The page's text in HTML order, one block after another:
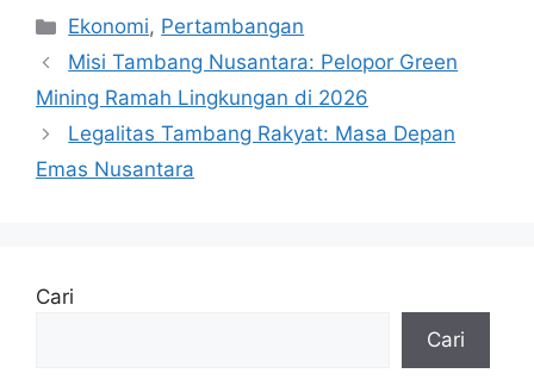
Kategori
Ekonomi, Pertambangan
Misi Tambang Nusantara: Pelopor Green
Mining Ramah Lingkungan di 2026
Legalitas Tambang Rakyat: Masa Depan
Emas Nusantara
Cari
Cari